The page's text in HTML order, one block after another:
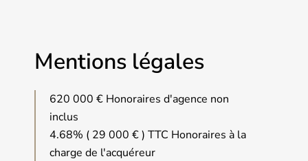
Mentions légales
620 000 € Honoraires d'agence non
inclus
4.68% ( 29 000 € ) TTC Honoraires à la
charge de l'acquéreur